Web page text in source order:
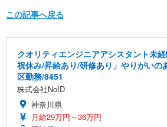
この記事へ戻る
クオリティエンジニアアシスタント未
祝休み/昇給あり/研修あり」やりがいの
区勤務/8451
株式会社NoID
神奈川県
月給29万円～36万円